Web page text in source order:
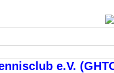
e.V.